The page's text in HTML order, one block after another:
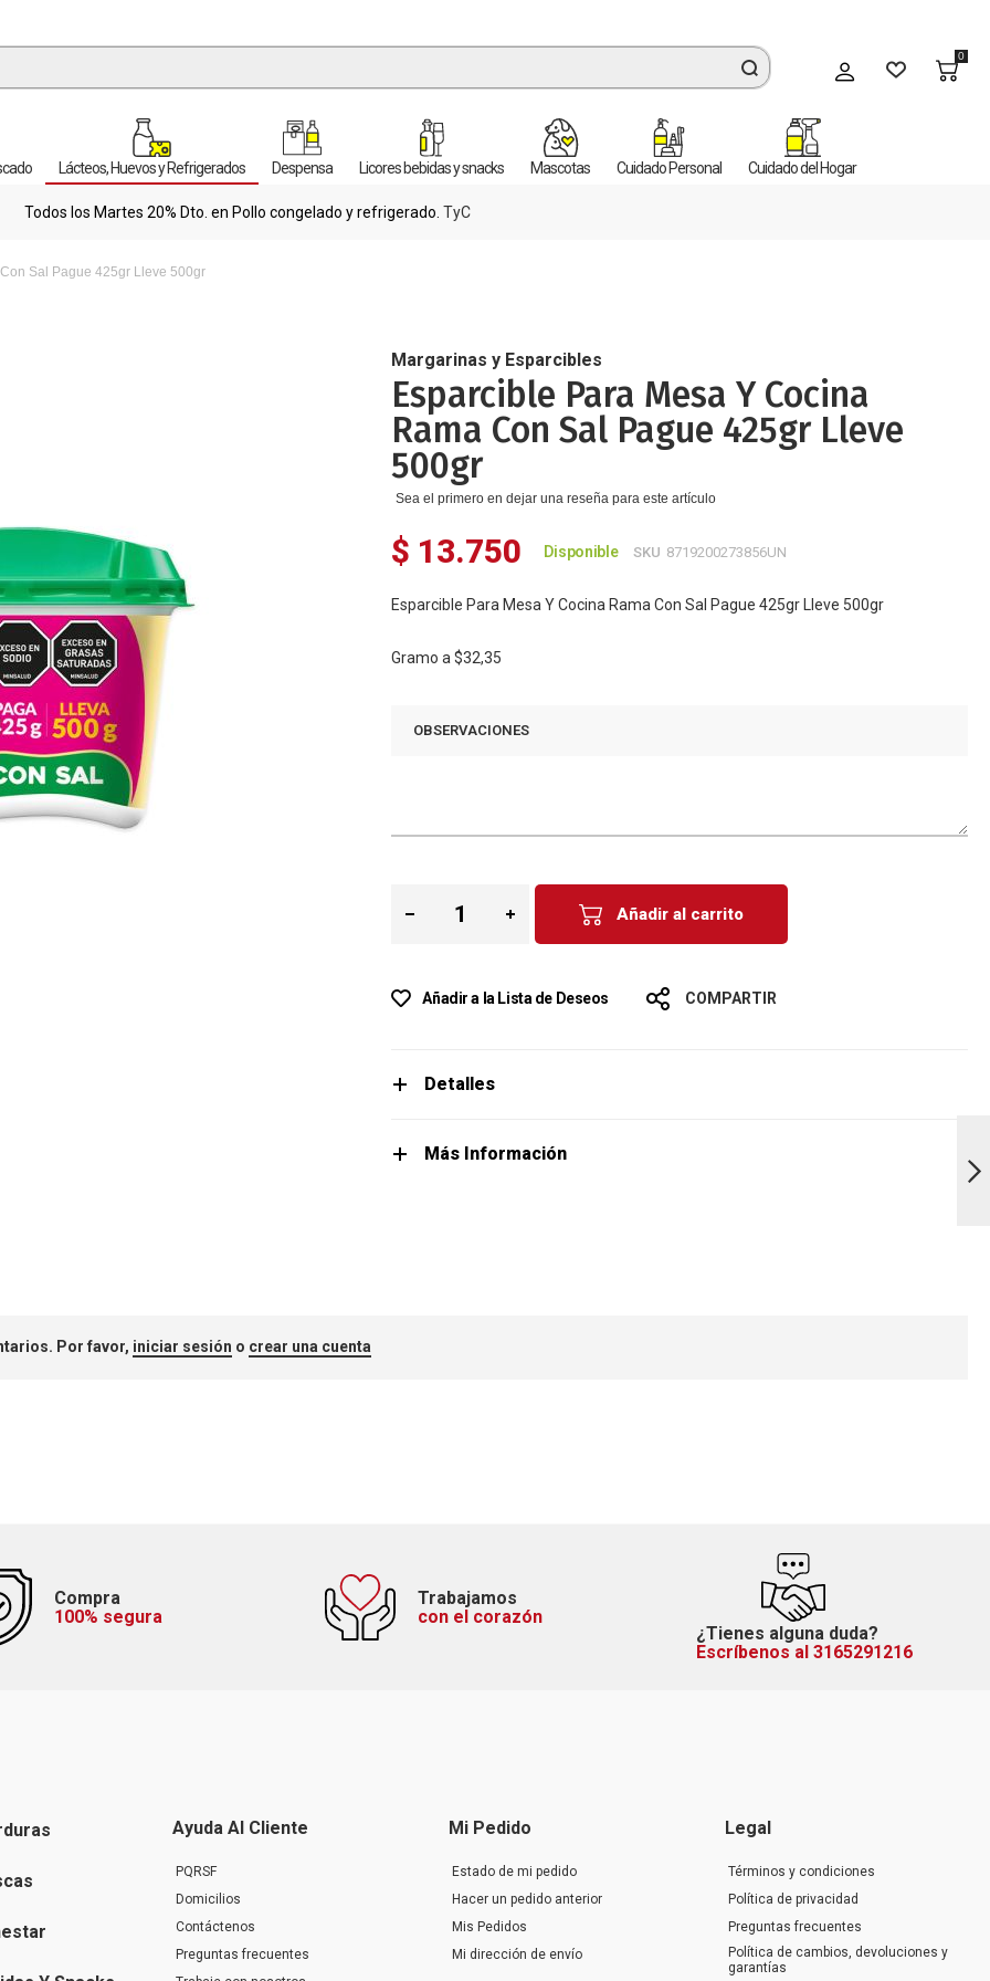
Mi cuenta
0
Lácteos, Huevos y Refrigerados Despensa Licores bebidas y snacks Mascotas Cuidado Personal Cuidado del Hogar
Todos los Martes 20% Dto. en Pollo congelado y refrigerado. TyC
Sal Pague 425gr Lleve 500gr
Margarinas y Esparcibles
Esparcible Para Mesa Y Cocina
Rama Con Sal Pague 425gr Lleve
500gr
Sea el primero en dejar una reseña para este artículo
$ 13.750 Disponible SKU 8719200273856UN
Esparcible Para Mesa Y Cocina Rama Con Sal Pague 425gr Lleve 500gr
Gramo a $32,35
OBSERVACIONES
Añadir al carrito
Añadir a la Lista de Deseos COMPARTIR
Detalles
Más Información
Por favor, iniciar sesión o crear una cuenta
Compra
100% segura
Trabajamos
con el corazón
¿Tienes alguna duda?
Escríbenos al 3165291216
Ayuda Al Cliente
PQRSF
Domicilios
Contáctenos
Preguntas frecuentes
Mi Pedido
Estado de mi pedido
Hacer un pedido anterior
Mis Pedidos
Mi dirección de envío
Legal
Términos y condiciones
Política de privacidad
Preguntas frecuentes
Política de cambios, devoluciones y
garantías